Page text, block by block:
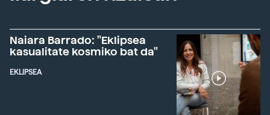
Naiara Barrado: "Eklipsea
kasualitate kosmiko bat da"
EKLIPSEA